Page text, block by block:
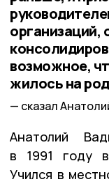
организаций,
возможное,
жилось на
сказал
Анатолий
в 1991 году
Учился в